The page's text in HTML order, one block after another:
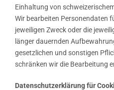
Einhaltung von
Wir bearbeiten Personendaten
jeweiligen Zweck oder die
länger dauernden
gesetzlichen und sonstigen
schränken wir die Bearbeitung
Datenschutzerklärung für